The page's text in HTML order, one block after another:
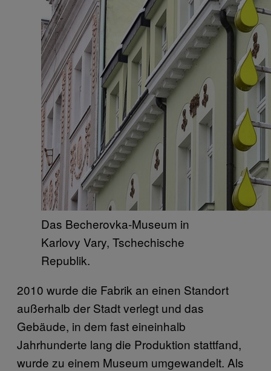
Das Becherovka-Museum in
Karlovy Vary, Tschechische
Republik.
2010 wurde die Fabrik an einen Standort
außerhalb der Stadt verlegt und das
Gebäude, in dem fast eineinhalb
Jahrhunderte lang die Produktion stattfand,
wurde zu einem Museum umgewandelt. Als